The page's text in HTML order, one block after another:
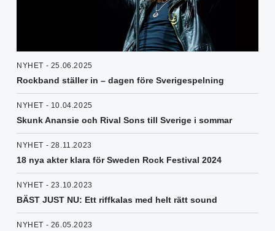
NYHET - 25.06.2025
Rockband ställer in – dagen före Sverigespelning
NYHET - 10.04.2025
Skunk Anansie och Rival Sons till Sverige i sommar
NYHET - 28.11.2023
18 nya akter klara för Sweden Rock Festival 2024
NYHET - 23.10.2023
BÄST JUST NU: Ett riffkalas med helt rätt sound
NYHET - 26.05.2023